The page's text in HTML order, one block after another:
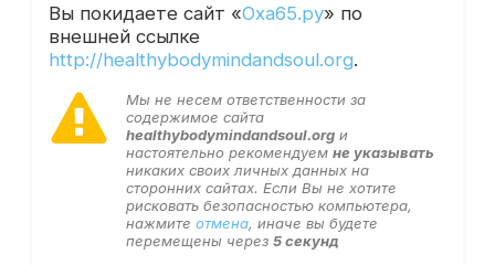
Вы покидаете сайт «Оха65.ру» по
внешней ссылке
http://healthybodymindandsoul.org.
Мы не несем ответственности за
содержимое сайта
healthybodymindandsoul.orgи
настоятельно рекомендуем не указывать
никаких своих личных данных на
сторонних сайтах. Если Вы не хотите
рисковать безопасностью компьютера,
нажмите отмена, иначе вы будете
перемещены через 5секунд